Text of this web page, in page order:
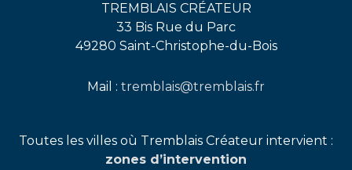
TREMBLAIS CRÉATEUR
33 Bis Rue du Parc
49280 Saint-Christophe-du-Bois
Mail : tremblais@tremblais.fr
Toutes les villes où Tremblais Créateur intervient :
zones d’intervention
facebookinstagramlinkedin youtubepinterest